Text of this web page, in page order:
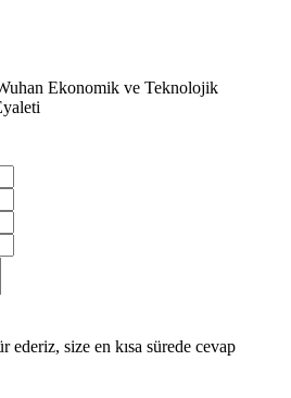
Ekonomik ve Teknolojik
ederiz, size en kısa sürede cevap